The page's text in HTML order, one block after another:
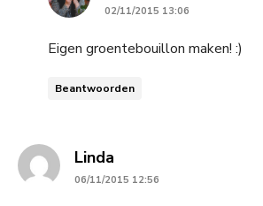
02/11/2015 13:06
Eigen groentebouillon maken! :)
Beantwoorden
Linda
06/11/2015 12:56